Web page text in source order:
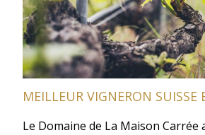
MEILLEUR VIGNERON SUISSE
Le Domaine de La Maison Carrée